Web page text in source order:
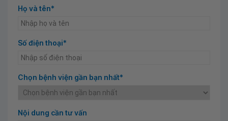
Họ và tên*
Số điện thoại*
Chọn bệnh viện gần bạn nhất*
Nội dung cần tư vấn